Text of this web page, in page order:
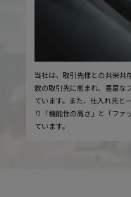
当社は、取引先様との共栄共
数の取引先に恵まれ、豊富な
ています。また、仕入れ先と
り「機能性の高さ」と「ファ
ています。